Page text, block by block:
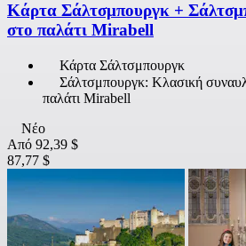
Κάρτα Σάλτσμπουργκ +
στο παλάτι Mirabell
Κάρτα Σάλτσμπουργκ
Σάλτσμπουργκ: Κλασική
παλάτι Mirabell
Νέο
Από 92,39 $
87,77 $